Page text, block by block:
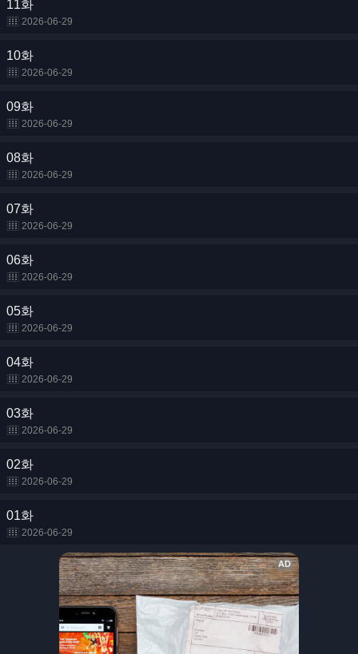
11화
2026-06-29
10화
2026-06-29
09화
2026-06-29
08화
2026-06-29
07화
2026-06-29
06화
2026-06-29
05화
2026-06-29
04화
2026-06-29
03화
2026-06-29
02화
2026-06-29
01화
2026-06-29